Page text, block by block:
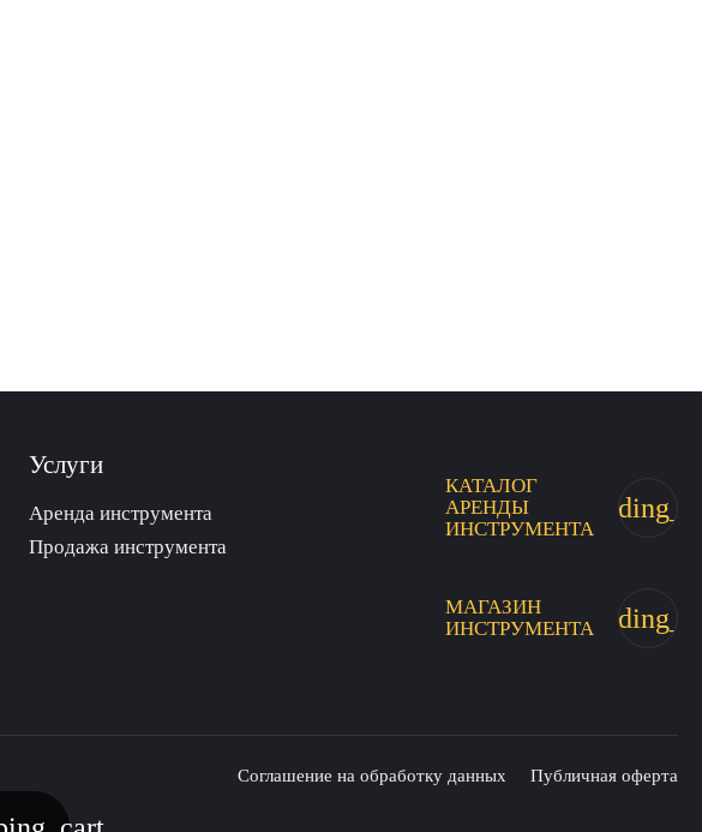
Услуги
Аренда инструмента
Продажа инструмента
КАТАЛОГ
АРЕНДЫ
ИНСТРУМЕНТА
МАГАЗИН
ИНСТРУМЕНТА
Соглашение на обработку данных Публичная оферта